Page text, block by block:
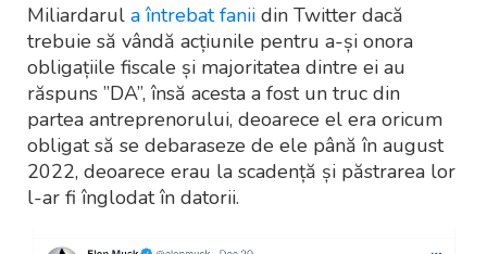
Miliardarul a întrebat fanii din Twitter dacă
trebuie să vândă acțiunile pentru a-și onora
obligațiile fiscale și majoritatea dintre ei au
răspuns ”DA”, însă acesta a fost un truc din
partea antreprenorului, deoarece el era oricum
obligat să se debaraseze de ele până în august
2022, deoarece erau la scadență și păstrarea lor
l-ar fi înglodat în datorii.